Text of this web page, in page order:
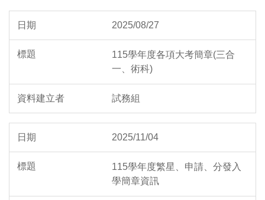
2025/08/27
115學年度各項大考簡章(三合
一、術科)
試務組
2025/11/04
115學年度繁星、申請、分發入
學簡章資訊